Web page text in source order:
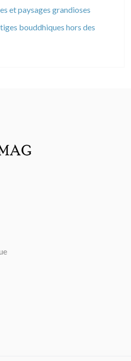
et paysages grandioses
bouddhiques hors des